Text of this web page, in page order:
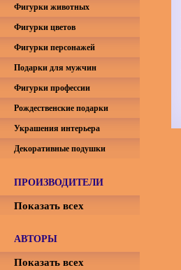
Фигурки животных
Фигурки цветов
Фигурки персонажей
Подарки для мужчин
Фигурки профессии
Рождественские подарки
Украшения интерьера
Декоративные подушки
ПРОИЗВОДИТЕЛИ
Показать всех
АВТОРЫ
Показать всех